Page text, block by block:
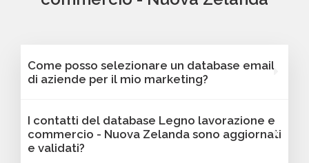
Come posso selezionare un database email
di aziende per il mio marketing?
nostra piattaforma Bancomail. Troverai
contatti B2B verificati di aziende attive Legno
I contatti del database Legno lavorazione e
commercio - Nuova Zelanda sono aggiornati
e validati?